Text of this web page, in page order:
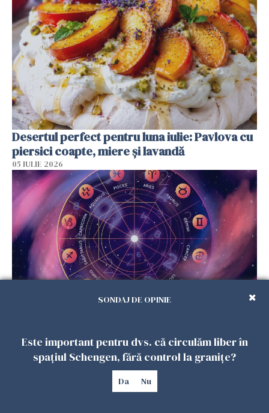
Desertul perfect pentru luna iulie: Pavlova cu
piersici coapte, miere și lavandă
05 IULIE 2026
prudente
05 IULIE 2026
SONDAJ DE OPINIE
Este important pentru dvs. că circulăm liber în
spațiul Schengen, fără control la granițe?
Da Nu